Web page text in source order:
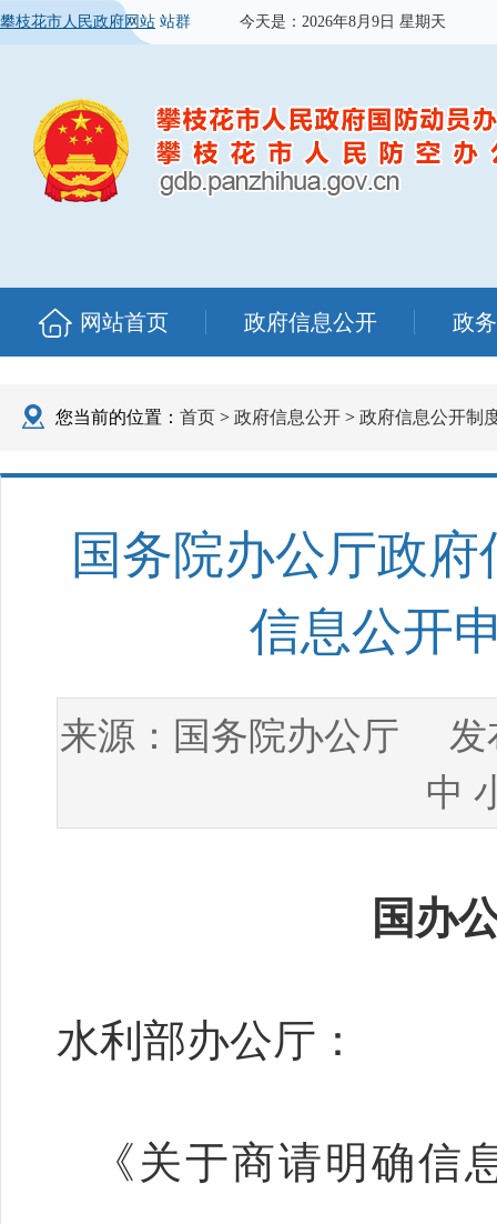
攀枝花市人民政府网站 站群 今天是： 2026年8月9日 星期天
网站首页 政府信息公开 政
您当前的位置： 首页 > 政府信息公开 > 政府信息公开制
国务院办公厅政
信息公开
来源： 国务院办公厅 发
中
国办
水利部办公厅：
《关于商请明确